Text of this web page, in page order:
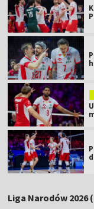
Liga Narodów 2026